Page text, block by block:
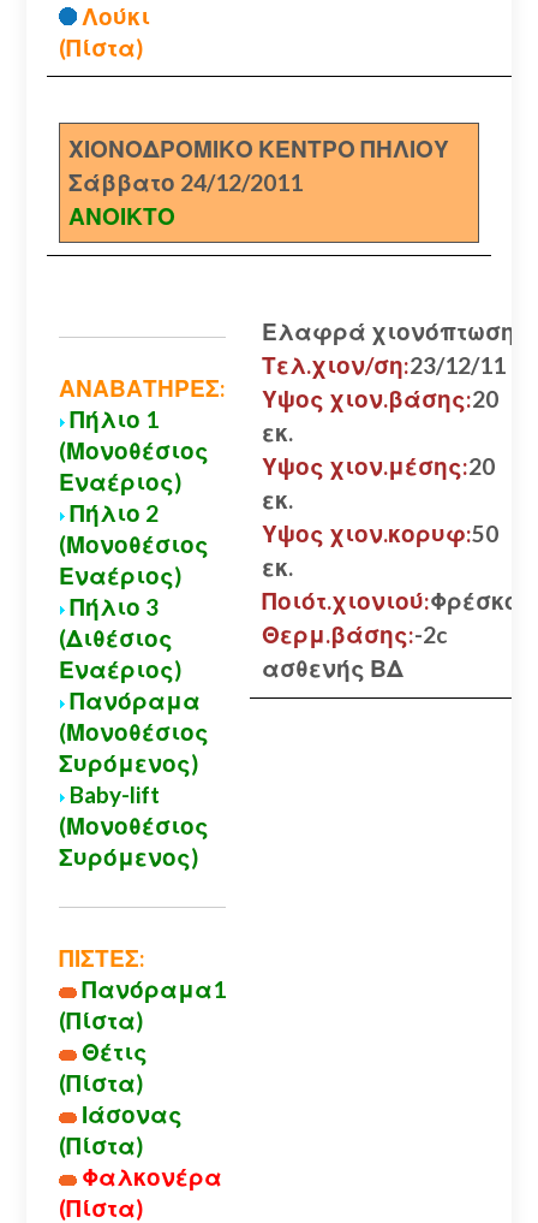
Λούκι
(Πίστα)
ΧΙΟΝΟΔΡΟΜΙΚΟ ΚΕΝΤΡΟ ΠΗΛΙΟΥ
Σάββατο 24/12/2011
ΑΝΟΙΚΤΟ
ΑΝΑΒΑΤΗΡΕΣ:
Πήλιο 1
(Μονοθέσιος
Εναέριος)
Πήλιο 2
(Μονοθέσιος
Εναέριος)
Πήλιο 3
(Διθέσιος
Εναέριος)
Πανόραμα
(Μονοθέσιος
Συρόμενος)
Baby-lift
(Μονοθέσιος
Συρόμενος)
ΠΙΣΤΕΣ:
Πανόραμα1
(Πίστα)
Θέτις
(Πίστα)
Ιάσονας
(Πίστα)
Φαλκονέρα
(Πίστα)
Ελαφρά χιονόπτωση
Τελ.χιον/ση:23/12/11
Υψος χιον.βάσης:20
εκ.
Υψος χιον.μέσης:20
εκ.
Υψος χιον.κορυφ:50
εκ.
Ποιότ.χιονιού:Φρέσκο
Θερμ.βάσης:-2c
ασθενής ΒΔ